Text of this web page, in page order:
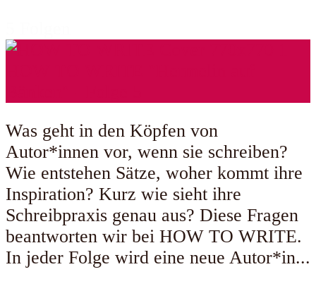
Was geht in den Köpfen von
Autor*innen vor, wenn sie schreiben?
Wie entstehen Sätze, woher kommt ihre
Inspiration? Kurz wie sieht ihre
Schreibpraxis genau aus? Diese Fragen
beantworten wir bei HOW TO WRITE.
In jeder Folge wird eine neue Autor*in...